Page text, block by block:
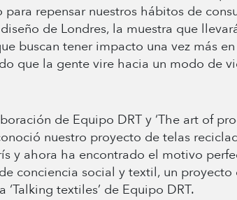
repensar nuestros hábitos de
de Londres, la muestra que
buscan tener impacto una vez más
que la gente vire hacia un modo de
de Equipo DRT y ‘The art of
nuestro proyecto de telas
y ahora ha encontrado el motivo
conciencia social y textil, un proyecto
textiles’ de Equipo DRT.